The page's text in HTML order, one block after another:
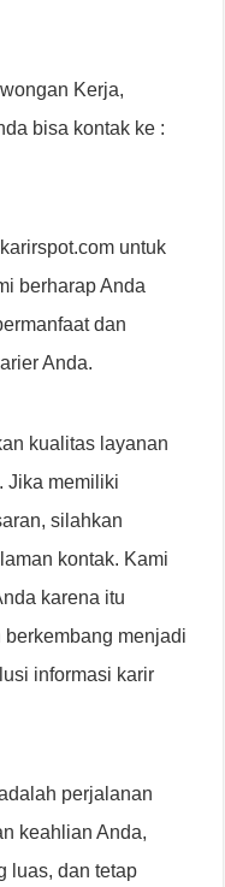
Kerja,
bisa kontak ke :
untuk
berharap Anda
dan
Anda.
kualitas layanan
Jika memiliki
silahkan
kontak. Kami
karena itu
berkembang menjadi
informasi karir
perjalanan
keahlian Anda,
luas, dan tetap